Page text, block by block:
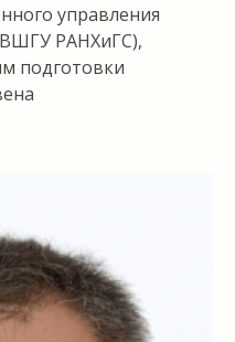
управления
РАНХиГС),
подготовки